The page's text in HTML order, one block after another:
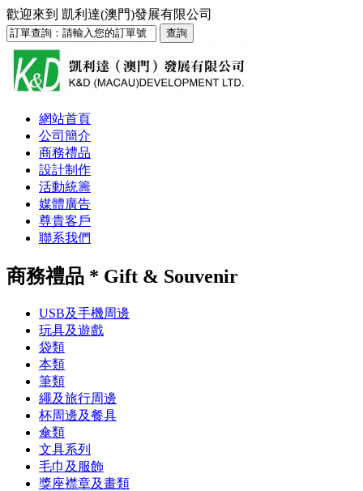
歡迎來到 凱利達(澳門)發展有限公司
網站首頁
公司簡介
商務禮品
設計制作
活動統籌
媒體廣告
尊貴客戶
聯系我們
商務禮品 * Gift & Souvenir
USB及手機周邊
玩具及遊戲
袋類
本類
筆類
繩及旅行周邊
杯周邊及餐具
傘類
文具系列
毛巾及服飾
獎座襟章及畫類